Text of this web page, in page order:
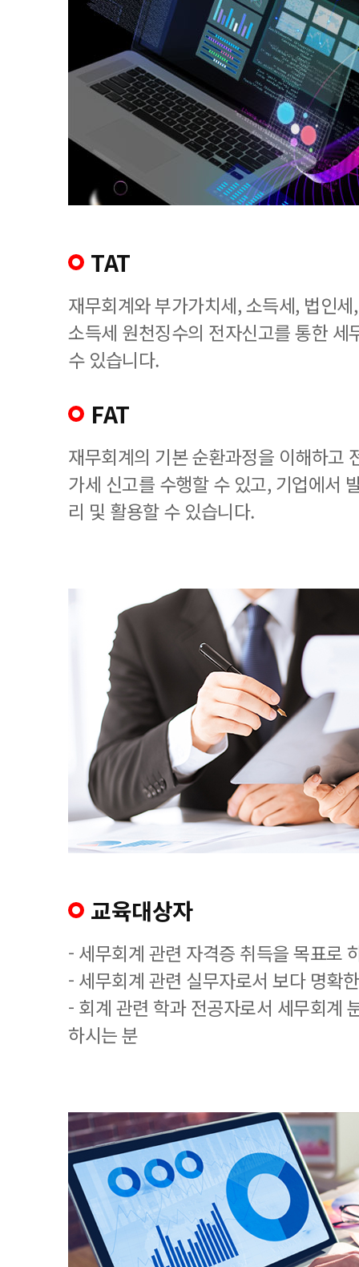
TAT
재무회계와 부가가치세, 소득세, 법인
소득세 원천징수의 전자신고를 통한 세
수 있습니다.
FAT
재무회계의 기본 순환과정을 이해하고
가세 신고를 수행할 수 있고, 기업에서
리 및 활용할 수 있습니다.
교육대상자
- 세무회계 관련 자격증 취득을 목표로
- 세무회계 관련 실무자로서 보다 명확
- 회계 관련 학과 전공자로서 세무회계
하시는 분